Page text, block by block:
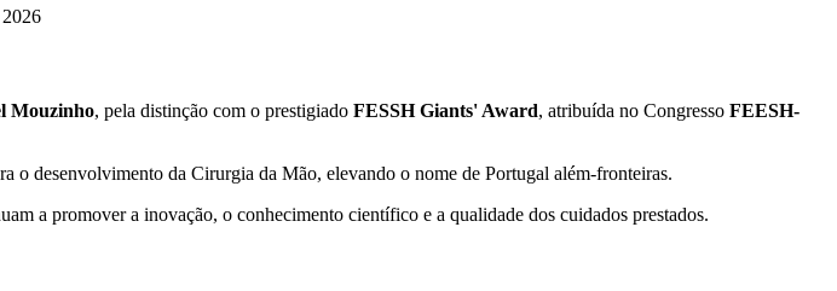
Mouzinho, pela distinção com o prestigiado FESSH Giants' Award, atribuída no Congresso FEESH-
o desenvolvimento da Cirurgia da Mão, elevando o nome de Portugal além-fronteiras.
a promover a inovação, o conhecimento científico e a qualidade dos cuidados prestados.